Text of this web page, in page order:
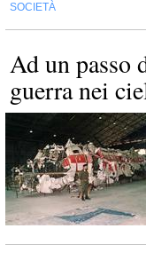
SOCIETÀ
Ad un passo
guerra nei